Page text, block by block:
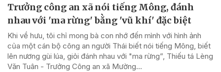
Trưởng công an xã nói tiếng Mông, đánh
nhau với 'ma rừng' bằng 'vũ khí' đặc biệt
Khi về hưu, tôi chỉ mong bà con nhớ đến mình với hình ảnh
của một cán bộ công an người Thái biết nói tiếng Mông, biết
lên nương gùi lúa, giỏi đánh nhau với "ma rừng”, Thiếu tá Lèng
Văn Tuân - Trưởng Công an xã Mường...